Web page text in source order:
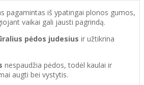
pagamintas iš ypatingai plonos gumos,
vaikai gali jausti pagrindą.
pėdos judesius ir užtikrina
nespaudžia pėdos, todėl kaulai ir
augti bei vystytis.